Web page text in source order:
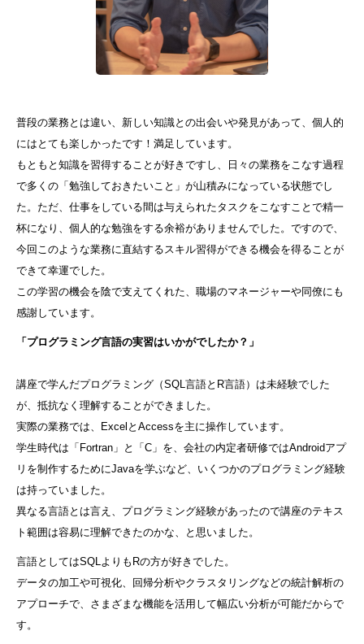
普段の業務とは違い、新しい知識との出会いや発見があって、個人的
にはとても楽しかったです！満足しています。
もともと知識を習得することが好きですし、日々の業務をこなす過程
で多くの「勉強しておきたいこと」が山積みになっている状態でし
た。ただ、仕事をしている間は与えられたタスクをこなすことで精一
杯になり、個人的な勉強をする余裕がありませんでした。ですので、
今回このような業務に直結するスキル習得ができる機会を得ることが
できて幸運でした。
この学習の機会を陰で支えてくれた、職場のマネージャーや同僚にも
感謝しています。
「プログラミング言語の実習はいかがでしたか？」
講座で学んだプログラミング（SQL言語とR言語）は未経験でした
が、抵抗なく理解することができました。
実際の業務では、ExcelとAccessを主に操作しています。
学生時代は「Fortran」と「C」を、会社の内定者研修ではAndroidアプ
リを制作するためにJavaを学ぶなど、いくつかのプログラミング経験
は持っていました。
異なる言語とは言え、プログラミング経験があったので講座のテキス
ト範囲は容易に理解できたのかな、と思いました。
言語としてはSQLよりもRの方が好きでした。
データの加工や可視化、回帰分析やクラスタリングなどの統計解析の
アプローチで、さまざまな機能を活用して幅広い分析が可能だからで
す。